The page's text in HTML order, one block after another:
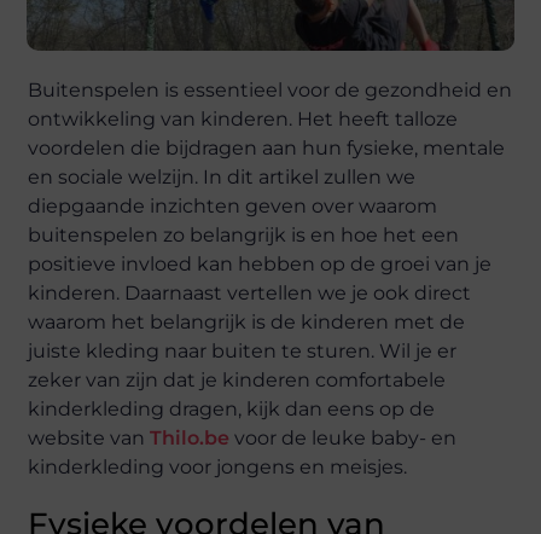
Buitenspelen is essentieel voor de gezondheid en
ontwikkeling van kinderen. Het heeft talloze
voordelen die bijdragen aan hun fysieke, mentale
en sociale welzijn. In dit artikel zullen we
diepgaande inzichten geven over waarom
buitenspelen zo belangrijk is en hoe het een
positieve invloed kan hebben op de groei van je
kinderen. Daarnaast vertellen we je ook direct
waarom het belangrijk is de kinderen met de
juiste kleding naar buiten te sturen. Wil je er
zeker van zijn dat je kinderen comfortabele
kinderkleding dragen, kijk dan eens op de
website vanThilo.be voor de leuke baby- en
kinderkleding voor jongens en meisjes.
Fysieke voordelen van